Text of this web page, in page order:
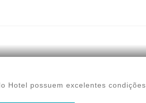
Hotel possuem excelentes condições.